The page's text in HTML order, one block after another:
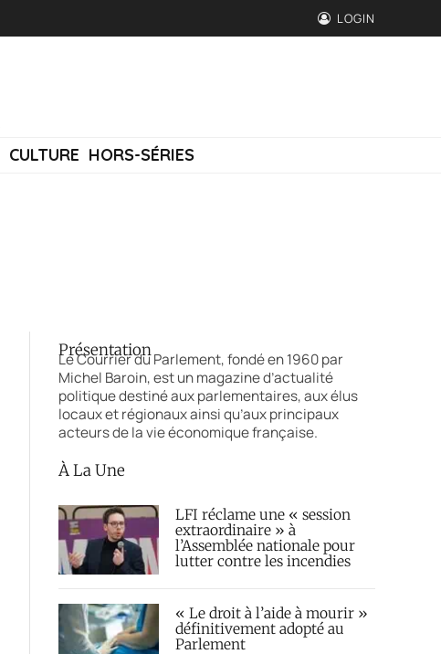
LOGIN
CULTURE HORS-SÉRIES
Présentation
Le Courrier du Parlement, fondé en 1960 par
Michel Baroin, est un magazine d’actualité
politique destiné aux parlementaires, aux élus
locaux et régionaux ainsi qu’aux principaux
acteurs de la vie économique française.
À La Une
LFI réclame une « session
extraordinaire » à
l’Assemblée nationale pour
lutter contre les incendies
« Le droit à l’aide à mourir »
définitivement adopté au
Parlement